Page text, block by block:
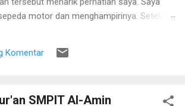
motor dan menghampirinya. Setelah
rotan hingga menjadi bahan baku tikar
masyarakat setempat, rotan berduri yang
bercerita bahwa rotan yang sedang
Komentar
SMPIT Al-Amin